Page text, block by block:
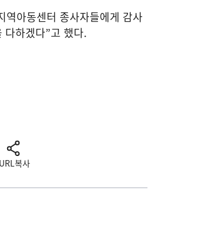
역아동센터 종사자들에게 감사
다하겠다”고 했다.
URL복사